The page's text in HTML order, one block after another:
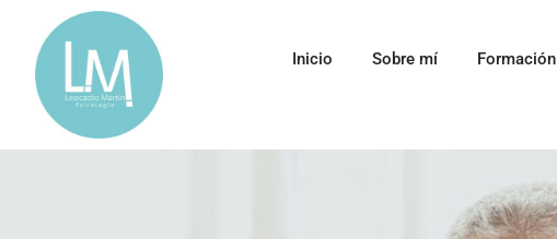
Inicio Sobre mí Formación